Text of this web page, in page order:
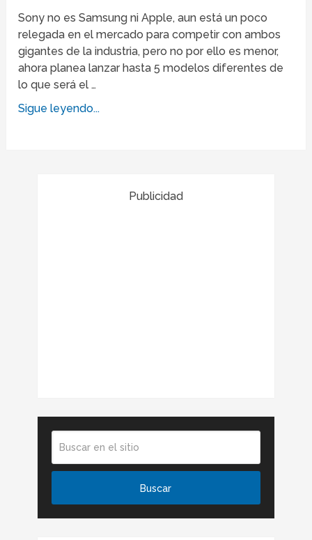
Sony no es Samsung ni Apple, aun está un poco
relegada en el mercado para competir con ambos
gigantes de la industria, pero no por ello es menor,
ahora planea lanzar hasta 5 modelos diferentes de
lo que será el …
Sigue leyendo...
Publicidad